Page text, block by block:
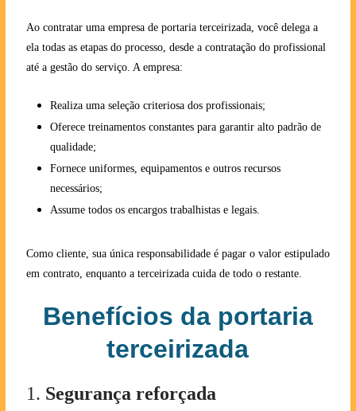
Ao contratar uma empresa de portaria terceirizada, você delega a
ela todas as etapas do processo, desde a contratação do profissional
até a gestão do serviço. A empresa:
Realiza uma seleção criteriosa dos profissionais;
Oferece treinamentos constantes para garantir alto padrão de
qualidade;
Fornece uniformes, equipamentos e outros recursos
necessários;
Assume todos os encargos trabalhistas e legais.
Como cliente, sua única responsabilidade é pagar o valor estipulado
em contrato, enquanto a terceirizada cuida de todo o restante.
Benefícios da portaria
terceirizada
1. Segurança reforçada